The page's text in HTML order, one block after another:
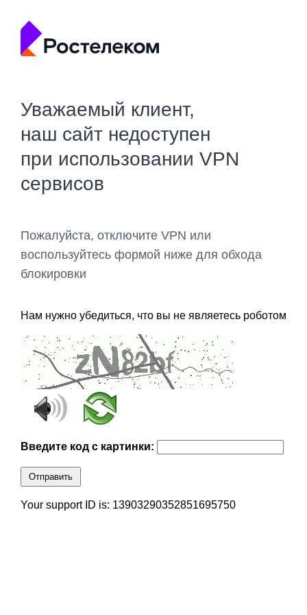
Уважаемый клиент,
наш сайт недоступен
при использовании VPN
сервисов
Пожалуйста, отключите VPN или
воспользуйтесь формой ниже для обхода
блокировки
Нам нужно убедиться, что вы не являетесь роботом
Введите код с картинки:
Отправить
Your support ID is: 13903290352851695750